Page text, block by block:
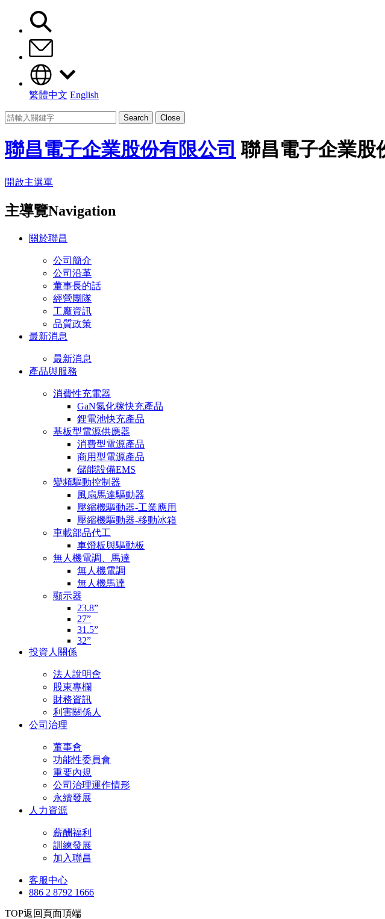
繁體中文 English
Search Close
聯昌電子企業股份有限公司 聯昌電子企業股
開啟主選單
主導覽Navigation
關於聯昌
公司簡介
公司沿革
董事長的話
經營團隊
工廠資訊
品質政策
最新消息
最新消息
產品與服務
消費性充電器
GaN氮化稼快充產品
鋰電池快充產品
基板型電源供應器
消費型電源產品
商用型電源產品
儲能設備EMS
變頻驅動控制器
風扇馬達驅動器
壓縮機驅動器-工業應用
壓縮機驅動器-移動冰箱
車載部品代工
車燈板與驅動板
無人機電調、馬達
無人機電調
無人機馬達
顯示器
23.8”
27”
31.5”
32”
投資人關係
法人說明會
股東專欄
財務資訊
利害關係人
公司治理
董事會
功能性委員會
重要內規
公司治理運作情形
永續發展
人力資源
薪酬福利
訓練發展
加入聯昌
客服中心
886 2 8792 1666
TOP返回頁面頂端